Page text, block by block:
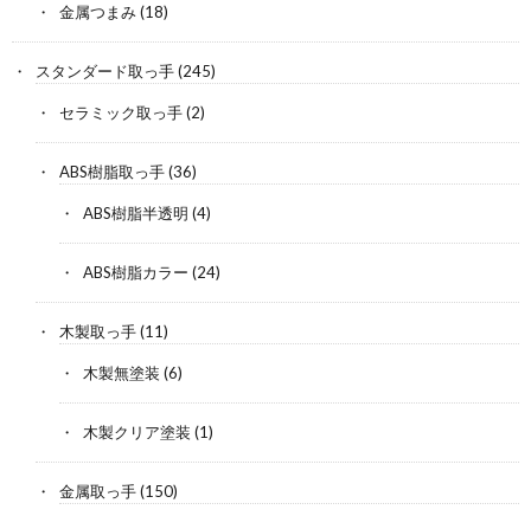
金属つまみ(18)
スタンダード取っ手(245)
セラミック取っ手(2)
ABS樹脂取っ手(36)
ABS樹脂半透明 (4)
ABS樹脂カラー (24)
木製取っ手(11)
木製無塗装 (6)
木製クリア塗装 (1)
金属取っ手(150)